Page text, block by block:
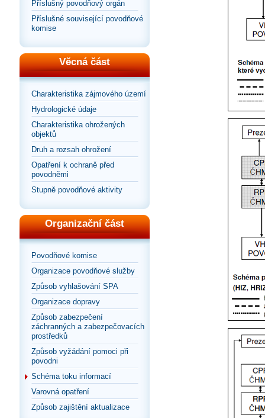
Příslušný povodňový orgán
Příslušné související povodňové
komise
Věcná část
Charakteristika zájmového území
Hydrologické údaje
Charakteristika ohrožených
objektů
Druh a rozsah ohrožení
Opatření k ochraně před
povodněmi
Stupně povodňové aktivity
Organizační část
Povodňové komise
Organizace povodňové služby
Způsob vyhlašování SPA
Organizace dopravy
Způsob zabezpečení
záchranných a zabezpečovacích
prostředků
Způsob vyžádání pomoci při
povodni
Schéma toku informací
Varovná opatření
Způsob zajištění aktualizace